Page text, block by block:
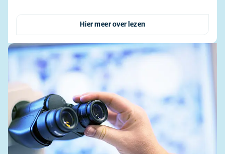
Hier meer over lezen